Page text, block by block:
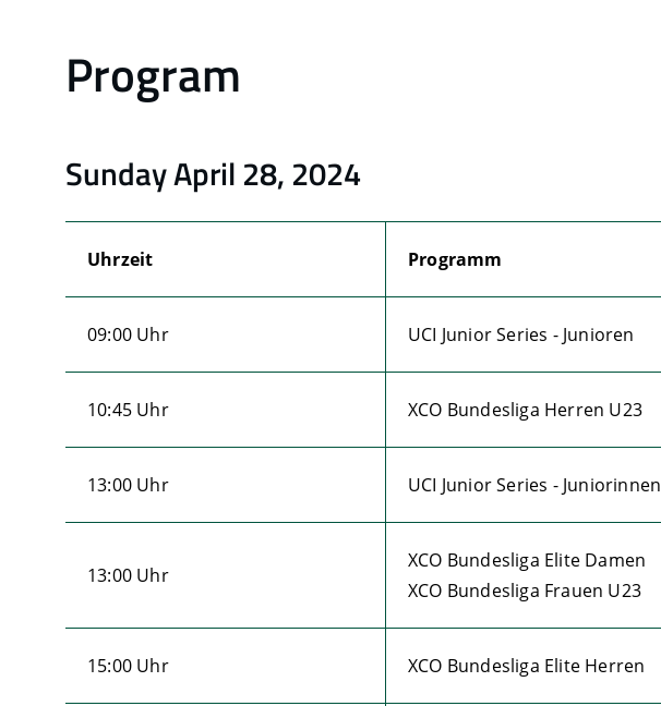
Program
Sunday April 28, 2024
Uhrzeit Programm
09:00 Uhr UCI Junior Series - Junioren
10:45 Uhr XCO Bundesliga Herren U23
13:00 Uhr UCI Junior Series - Juniorinnen
13:00 Uhr
XCO Bundesliga Elite Damen
XCO Bundesliga Frauen U23
15:00 Uhr XCO Bundesliga Elite Herren